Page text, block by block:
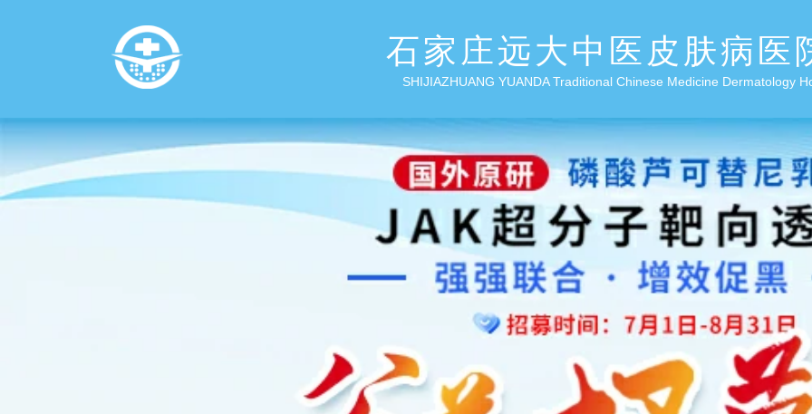
石家庄远大中医皮肤病医
SHIJIAZHUANG YUANDA Traditional Chinese Medicine Dermatology